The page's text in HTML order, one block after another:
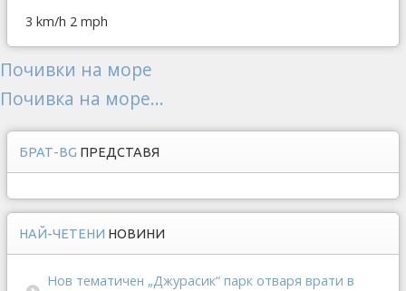
3 km/h 2 mph
Почивки на море
Почивка на море...
БРАТ-BG ПРЕДСТАВЯ
НАЙ-ЧЕТЕНИ НОВИНИ
Нов тематичен „Джурасик“ парк отваря врати в